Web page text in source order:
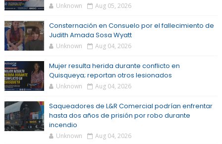
Unknown Aug 05, 2026
Consternación en Consuelo por el fallecimiento de
Judith Amada Sosa Wyatt
Unknown Aug 04, 2026
Mujer resulta herida durante conflicto en
Quisqueya; reportan otros lesionados
Unknown Aug 04, 2026
Saqueadores de L&R Comercial podrían enfrentar
hasta dos años de prisión por robo durante
incendio
Unknown Aug 04, 2026